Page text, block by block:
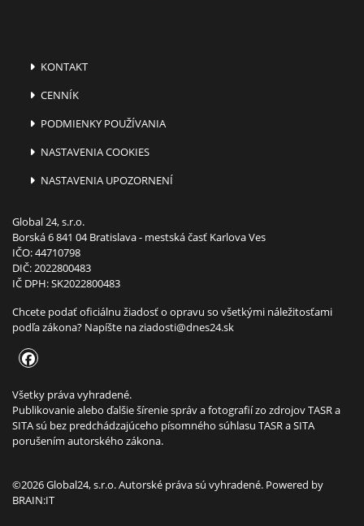
KONTAKT
CENNÍK
PODMIENKY POUŽÍVANIA
NASTAVENIA COOKIES
NASTAVENIA UPOZORNENÍ
Global 24, s.r.o.
Borská 6 841 04 Bratislava - mestská časť Karlova Ves
IČO: 44710798
DIČ: 2022800483
IČ DPH: SK2022800483
Chcete podať oficiálnu žiadosť o opravu so všetkými náležitosťami
podľa zákona? Napíšte naziadosti@dnes24.sk
Všetky práva vyhradené.
Publikovanie alebo ďalšie šírenie správ a fotografií zo zdrojov TASR a
SITA sú bez predchádzajúceho písomného súhlasu TASR a SITA
porušením autorského zákona.
©2026 Global24, s.r.o. Autorské práva sú vyhradené. Powered by
BRAIN:IT